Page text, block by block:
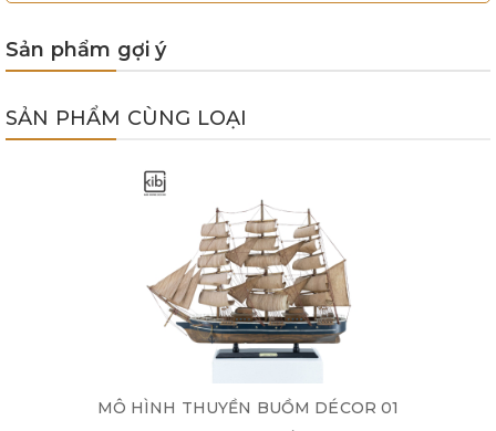
Sản phẩm gợi ý
SẢN PHẨM CÙNG LOẠI
MÔ HÌNH THUYỀN BUỒM DÉCOR 01